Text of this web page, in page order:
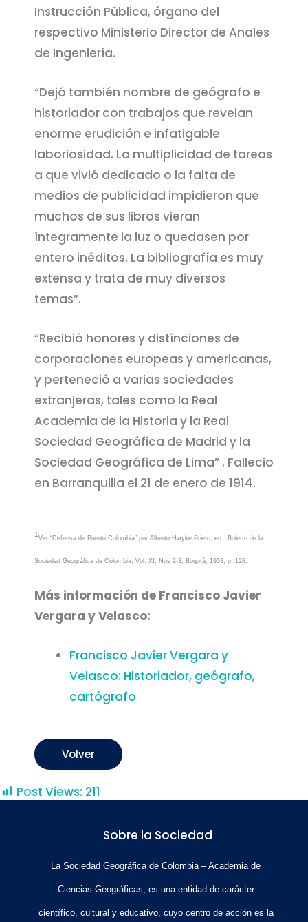
Instrucción Pública, órgano del
respectivo Ministerio Director de Anales
de Ingeniería.
“Dejó también nombre de geógrafo e
historiador con trabajos que revelan
enorme erudición e infatigable
laboriosidad. La multiplicidad de tareas
a que vivió dedicado o la falta de
medios de publicidad impidieron que
muchos de sus libros vieran
íntegramente la luz o quedasen por
entero inéditos. La bibliografía es muy
extensa y trata de muy diversos
temas”.
“Recibió honores y distínciones de
corporaciones europeas y americanas,
y perteneció a varias sociedades
extranjeras, tales como la Real
Academia de la Historia y la Real
Sociedad Geográfica de Madrid y la
Sociedad Geográfica de Lima” . Fallecio
en Barranquilla el 21 de enero de 1914.
1Ver “Defensa de Puerto Colombia” por Alberto Hwyke Prieto, en : Boletín de la
Sociedad Geográfica de Colombia, Vol. XI, Nos 2-3, Bogotá, 1953, p. 128.
Más información de Francisco Javier
Vergara y Velasco:
Francisco Javier Vergara y
Velasco: Historiador, geógrafo,
cartógrafo
Volver
Post Views: 211
Sobre la Sociedad
La Sociedad Geográfica de Colombia – Academia de
Ciencias Geográficas, es una entidad de carácter
científico, cultural y educativo, cuyo centro de acción es la